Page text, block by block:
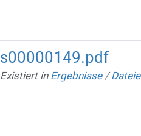
s00000149.pdf
Existiert in Ergebnisse /